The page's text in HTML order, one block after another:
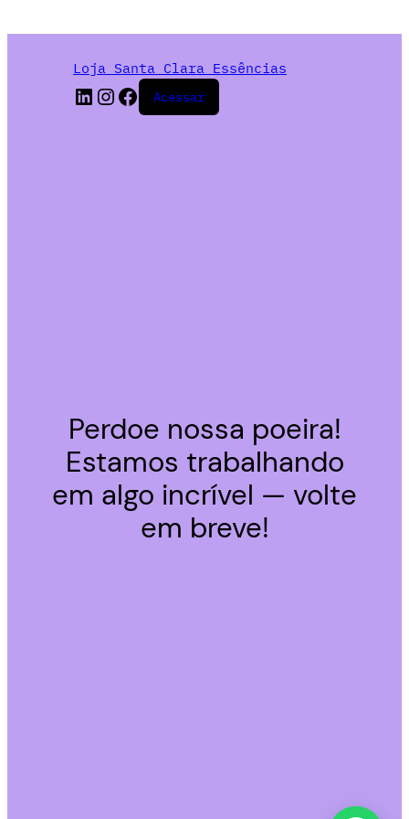
Loja Santa Clara Essências
Acessar
Perdoe nossa poeira!
Estamos trabalhando
em algo incrível — volte
em breve!